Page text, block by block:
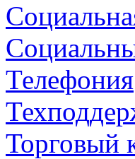
Телефония
Торговый